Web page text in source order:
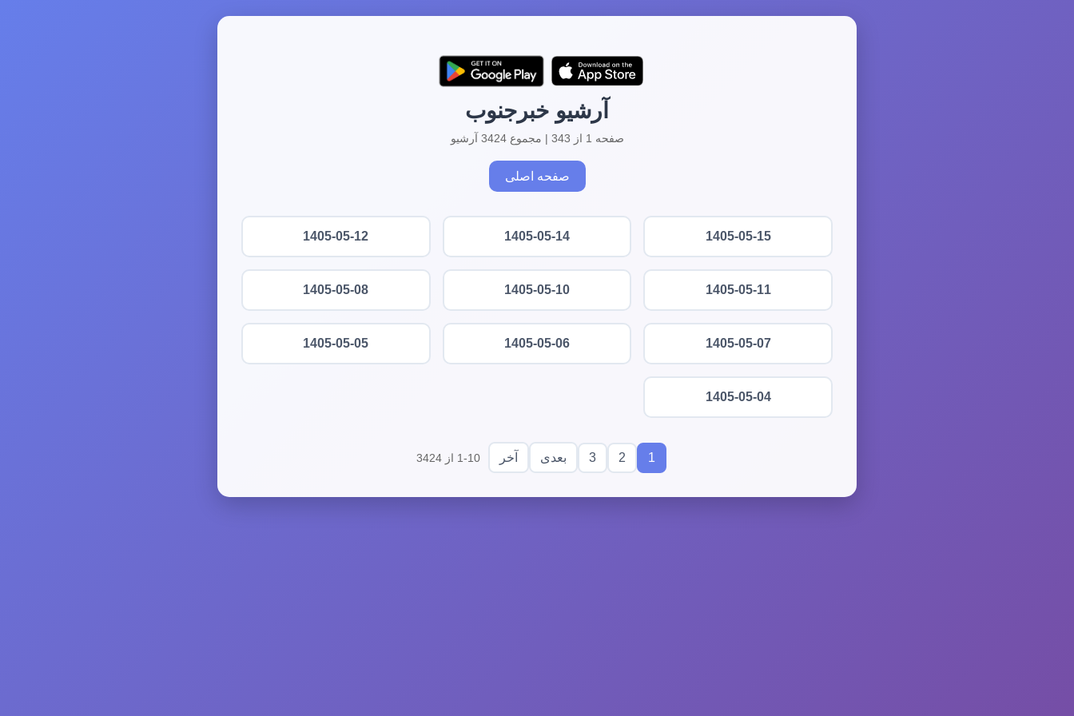
آرشیو خبرجنوب
صفحه 1 از 343 | مجموع 3424 آرشیو
صفحه اصلی
1405-05-15
1405-05-14
1405-05-12
1405-05-11
1405-05-10
1405-05-08
1405-05-07
1405-05-06
1405-05-05
1405-05-04
1
2
3 بعدی آخر 1-10 از 3424